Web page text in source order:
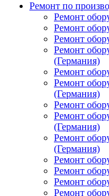
Ремонт по
Ремонт
Ремонт
Ремонт
Ремонт
(Германия)
Ремонт
Ремонт
(Германия)
Ремонт
Ремонт
(Германия)
Ремонт
(Германия)
Ремонт
Ремонт
Ремонт
Ремонт